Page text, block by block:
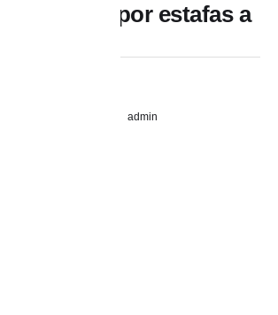
a Dau por estafas a
admin